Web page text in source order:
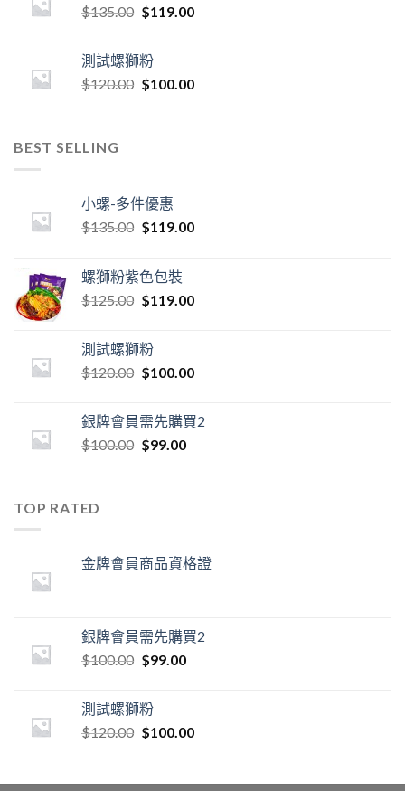
$135.00 $119.00
測試螺獅粉
$120.00 $100.00
BEST SELLING
小螺-多件優惠
$135.00 $119.00
螺獅粉紫色包裝
$125.00 $119.00
測試螺獅粉
$120.00 $100.00
銀牌會員需先購買2
$100.00 $99.00
TOP RATED
金牌會員商品資格證
銀牌會員需先購買2
$100.00 $99.00
測試螺獅粉
$120.00 $100.00